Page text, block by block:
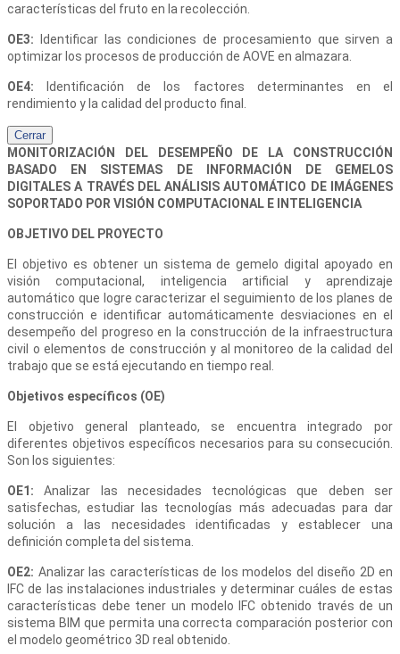
características del fruto en la recolección.
OE3:
Identificar las condiciones de procesamiento que sirven a
optimizar los procesos de producción de AOVE en almazara.
OE4:
Identificación de los factores determinantes en el
rendimiento y la calidad del producto final.
Cerrar
MONITORIZACIÓN DEL DESEMPEÑO DE LA CONSTRUCCIÓN
BASADO EN SISTEMAS DE INFORMACIÓN DE GEMELOS
DIGITALES A TRAVÉS DEL ANÁLISIS AUTOMÁTICO DE IMÁGENES
SOPORTADO POR VISIÓN COMPUTACIONAL E INTELIGENCIA
OBJETIVO DEL PROYECTO
El objetivo es obtener un sistema de gemelo digital apoyado en
visión computacional, inteligencia artificial y aprendizaje
automático que logre caracterizar el seguimiento de los planes de
construcción e identificar automáticamente desviaciones en el
desempeño del progreso en la construcción de la infraestructura
civil o elementos de construcción y al monitoreo de la calidad del
trabajo que se está ejecutando en tiempo real.
Objetivos específicos (OE)
El objetivo general planteado, se encuentra integrado por
diferentes objetivos específicos necesarios para su consecución.
Son los siguientes:
OE1: Analizar las necesidades tecnológicas que deben ser
satisfechas, estudiar las tecnologías más adecuadas para dar
solución a las necesidades identificadas y establecer una
definición completa del sistema.
OE2: Analizar las características de los modelos del diseño 2D en
IFC de las instalaciones industriales y determinar cuáles de estas
características debe tener un modelo IFC obtenido través de un
sistema BIM que permita una correcta comparación posterior con
el modelo geométrico 3D real obtenido.